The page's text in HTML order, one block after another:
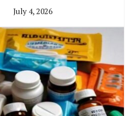
July 4, 2026